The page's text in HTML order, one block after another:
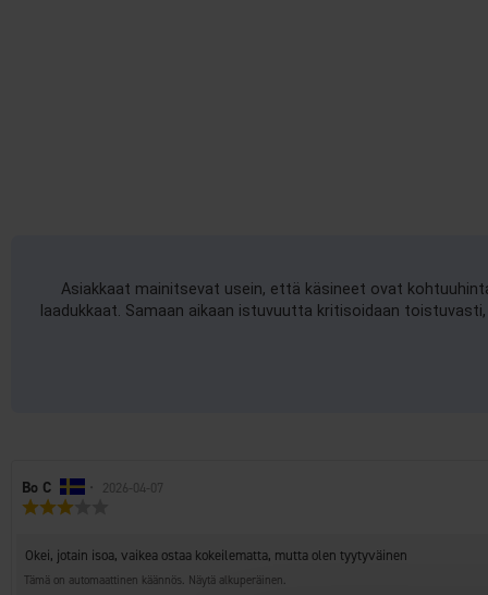
Asiakkaat mainitsevat usein, että käsineet ovat
laadukkaat. Samaan aikaan istuvuutta kritisoidaan
Arvostelun
kirjoittaja:
Bo C • Arvostelun
2026-04-07
5:sta
tähdestä
Arvostelun
teksti:
Okei, jotain isoa, vaikea ostaa kokeilematta, mutta olen tyytyväinen
Tämä on automaattinen käännös. Näytä alkuperäinen.